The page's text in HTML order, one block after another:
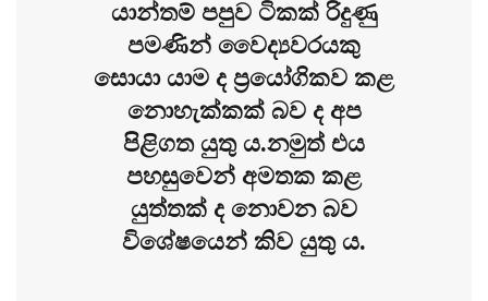
යාන්තම් පපුව ටිකක් රිදුණු
පමණින් වෛද්‍යවරයකු
සොයා යාම ද ප්‍රයෝගිකව කළ
නොහැක්කක් බව ද අප
පිළිගත යුතු ය.නමුත් එය
පහසුවෙන් අමතක කළ
යුත්තක් ද නොවන බව
විශේෂයෙන් කිව යුතු ය.